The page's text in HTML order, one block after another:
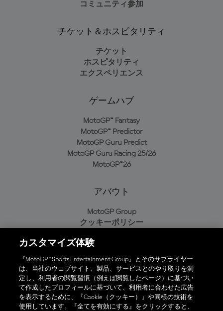
コミュニティ参加
チケット＆ホスピタリティ
チケット
ホスピタリティ
エクスペリエンス
ゲームハブ
MotoGP™ Fantasy
MotoGP™ Predictor
MotoGP Guru Predict
MotoGP Guru Racing 25/26
MotoGP™26
アバウト
MotoGP Group
クッキーポリシー
プライバシーポリシー
購入ポリシー
オフィシャルアプリ
カスタマイズ体験
『MotoGP™ Sports Entertainment Group』とそのサプライヤー
は、当社のウェブサイト、製品、サービスとのやり取りを測
定し、利用者の閲覧習慣（例えば閲覧したページ）に基づい
て作成したプロフィールに基づいて、利用者に合わせた広告
を表示するために、『Cookie（クッキー）』や同様の技術を
使用しています。『全てを有効にする』をクリックすると、